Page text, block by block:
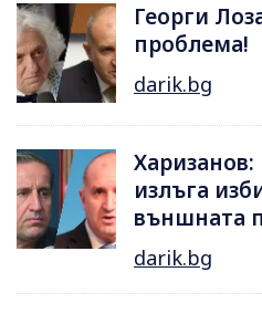
Георги
проблема!
darik.bg
излъга
външната
darik.bg